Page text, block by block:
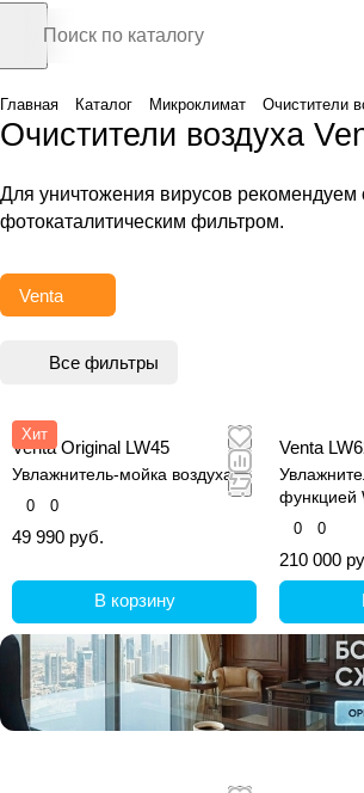
Главная Каталог Микроклимат Очистители
Очистители воздуха
Для уничтожения вирусов рекомендуем
фотокаталитическим фильтром.
Venta
Все фильтры
Хит
Venta Original LW45
Увлажнитель-мойка воздуха
0 0
49 990 руб.
В корзину
Venta
функцией
0 0
210 000